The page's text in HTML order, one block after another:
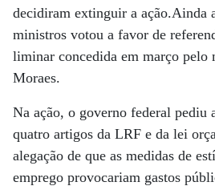
decidiram extinguir a ação.Ainda
ministros votou a favor de
liminar concedida em março pelo
Moraes.
Na ação, o governo federal pediu
quatro artigos da LRF e da lei
alegação de que as medidas de
emprego provocariam gastos